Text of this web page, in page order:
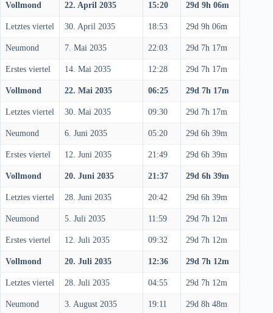
Vollmond 22. April 2035 15:20 29d 9h 06m
Letztes viertel 30. April 2035 18:53 29d 9h 06m
Neumond 7. Mai 2035 22:03 29d 7h 17m
Erstes viertel 14. Mai 2035 12:28 29d 7h 17m
Vollmond 22. Mai 2035 06:25 29d 7h 17m
Letztes viertel 30. Mai 2035 09:30 29d 7h 17m
Neumond 6. Juni 2035 05:20 29d 6h 39m
Erstes viertel 12. Juni 2035 21:49 29d 6h 39m
Vollmond 20. Juni 2035 21:37 29d 6h 39m
Letztes viertel 28. Juni 2035 20:42 29d 6h 39m
Neumond 5. Juli 2035 11:59 29d 7h 12m
Erstes viertel 12. Juli 2035 09:32 29d 7h 12m
Vollmond 20. Juli 2035 12:36 29d 7h 12m
Letztes viertel 28. Juli 2035 04:55 29d 7h 12m
Neumond 3. August 2035 19:11 29d 8h 48m